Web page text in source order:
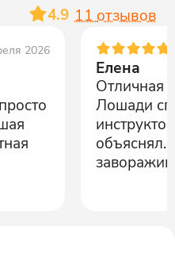
4.9 11 отзывов
2026
Елена
Отличная
Лошади
объяснял.